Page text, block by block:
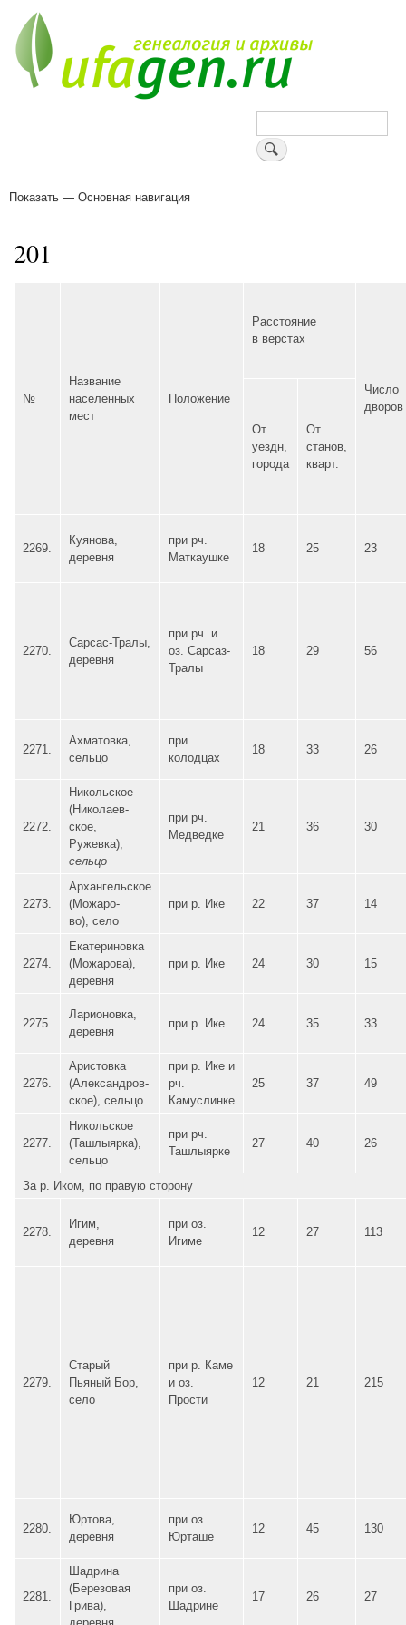
основному
содержанию
Поиск
Основная
Показать — Основная навигация
201
№
Название
населенных
мест
Положение
Расстояние
в верстах
Число
дворов
От
уездн,
города
От
станов,
кварт.
2269.
Куянова,
деревня
при рч.
Маткаушке
18 25 23
2270.
Сарсас-Тралы,
деревня
при рч. и
оз. Сарсаз-
Тралы
18 29 56
2271.
Ахматовка,
сельцо
при
колодцах
18 33 26
2272.
Никольское
(Николаев-
ское,
Ружевка),
сельцо
при рч.
Медведке
21 36 30
2273.
Архангельское
(Можаро-
во), село
при р. Ике 22 37 14
2274.
Екатериновка
(Можарова),
деревня
при р. Ике 24 30 15
2275.
Ларионовка,
деревня
при р. Ике 24 35 33
2276.
Аристовка
(Александров-
ское), сельцо
при р. Ике и
рч.
Камуслинке
25 37 49
2277.
Никольское
(Ташлыярка),
сельцо
при рч.
Ташлыярке
27 40 26
За р. Иком, по правую сторону
2278.
Игим,
деревня
при оз.
Игиме
12 27 113
2279.
Старый
Пьяный Бор,
село
при р. Каме
и оз.
Прости
12 21 215
2280.
Юртова,
деревня
при оз.
Юрташе
12 45 130
2281.
Шадрина
(Березовая
Грива),
при оз.
Шадрине
17 26 27